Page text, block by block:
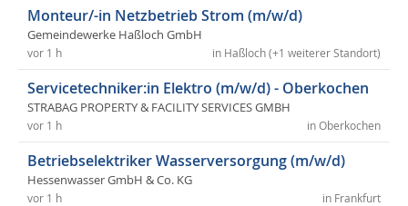
Monteur/-in Netzbetrieb Strom (m/w/d)
Gemeindewerke Haßloch GmbH
in Haßloch (+1 weiterer Standort)
vor 1 h
Servicetechniker:in Elektro (m/w/d) - Oberkochen
STRABAG PROPERTY & FACILITY SERVICES GMBH
in Oberkochen
vor 1 h
Betriebselektriker Wasserversorgung (m/w/d)
Hessenwasser GmbH & Co. KG
in Frankfurt
vor 1 h